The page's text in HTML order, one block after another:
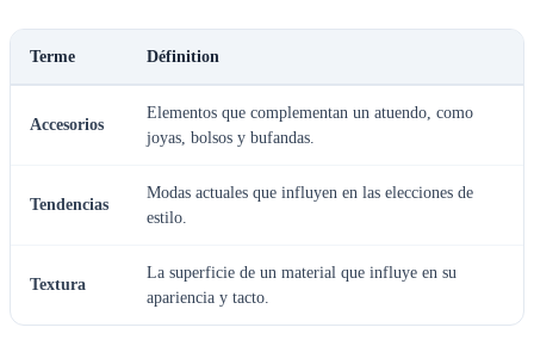
Terme Définition
Accesorios
Elementos que complementan un atuendo, como
joyas, bolsos y bufandas.
Tendencias
Modas actuales que influyen en las elecciones de
estilo.
Textura
La superficie de un material que influye en su
apariencia y tacto.